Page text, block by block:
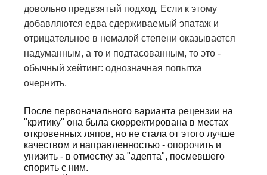
довольно предвзятый подход. Если к этому
добавляются едва сдерживаемый эпатаж и
отрицательное в немалой степени оказывается
надуманным, а то и подтасованным, то это -
обычный хейтинг: однозначная попытка
очернить.
После первоначального варианта рецензии на
"критику" она была скорректирована в местах
откровенных ляпов, но не стала от этого лучше
качеством и направленностью - опорочить и
унизить - в отместку за "адепта", посмевшего
спорить с ним.